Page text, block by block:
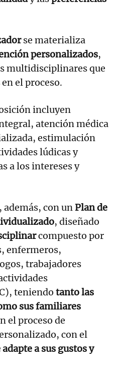
se materializa
personalizados,
multidisciplinares que
en el proceso.
incluyen
atención médica
estimulación
lúdicas y
a los intereses y
además, con unPlan de
, diseñado
compuesto por
enfermeros,
trabajadores
teniendo tanto las
sus familiares
el proceso de
con el
adapte a sus gustos y